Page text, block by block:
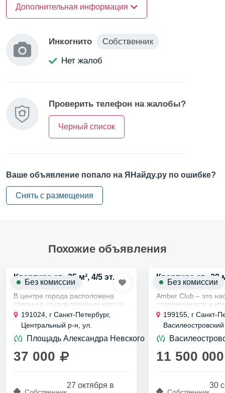
Рядом —парк
Рядом — десткий сад
Залог — нет
Лифт —грузовой
Парковка —
Ремонт —косметический
Окна —
Удобства —стиральная машина
Удобства —телевизор
Удобства —холодильник
Удобства — интернет
можно с детьми
Дополнительная информация
Инкогнито
Собственник
Нет жалоб
Проверить телефон на жалобы?
Черный список
Ваше объявление попало на ЯНайду.ру по ошибке?
Снять с размещения
Похожие объявления
Квартира ст., 35 м², 4/5 эт.
В центре города расположена
стильная студия премиум-класса,
которая обеспечит вам
комфортное проживание.
В нескольких минутах ходьбы
находятся станции метро...
191024, г Санкт-Петербург,
Центральный р-н, ул.
Херсонская, д 8
Площадь Александра Невского
37 000
27 октября в
Без комиссии
Квартира ст., 29
Amber Club – это
современности и
Этот жилой
расположенный в
развивающемся
Василеостровском
представляет
199155, г Санкт-
Уральская, д 25 к
11 500 000
30
Без комиссии